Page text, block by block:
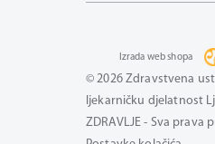
© 2026 Zdravstvena
ljekarničku djelatnost
ZDRAVLJE - Sva prava
Izrada web shopa